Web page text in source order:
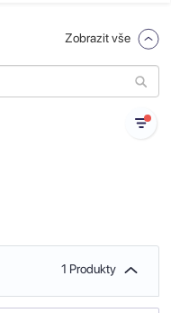
Zobrazit vše
1 Produkty